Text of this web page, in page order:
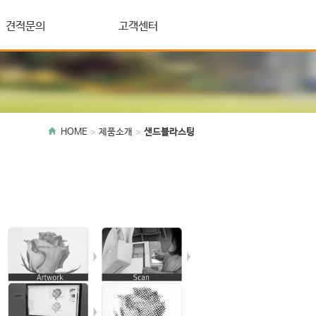
견적문의 고객센터
HOME 제품소개 샌드블라스팅